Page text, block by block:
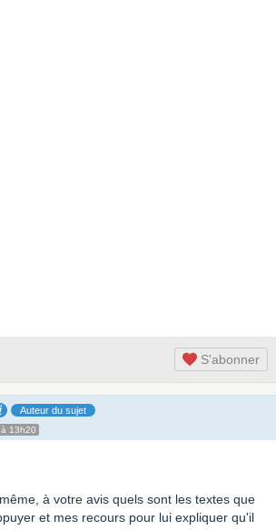
S'abonner
Auteur du sujet
13h20
à votre avis quels sont les textes que
et mes recours pour lui expliquer qu'il